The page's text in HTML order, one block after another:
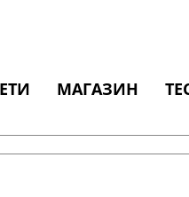
МАГАЗИН